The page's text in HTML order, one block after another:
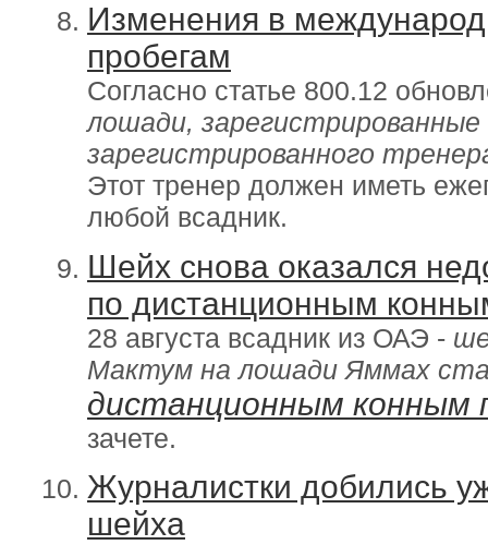
Изменения в
пробегам
Согласно статье 800.12
лошади,
зарегистрированного
Этот тренер должен иметь
любой всадник.
Шейх снова оказался
по дистанционным
28 августа всадник из ОАЭ -
Мактум на лошади Яммах
дистанционным конным
зачете.
Журналистки добились
шейха